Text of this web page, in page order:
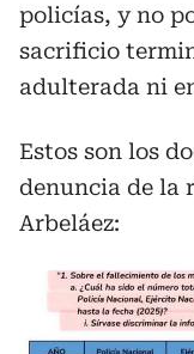
policías, y no
sacrificio
adulterada ni
Estos son los
denuncia de la
Arbeláez: